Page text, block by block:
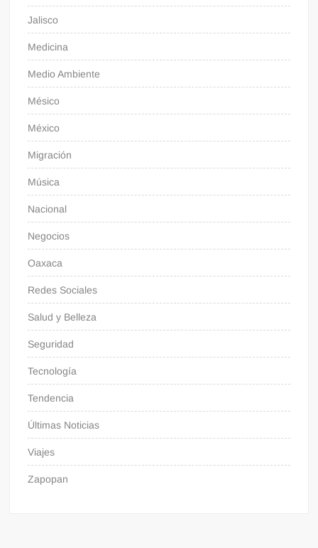
Jalisco
Medicina
Medio Ambiente
Mésico
México
Migración
Música
Nacional
Negocios
Oaxaca
Redes Sociales
Salud y Belleza
Seguridad
Tecnología
Tendencia
Últimas Noticias
Viajes
Zapopan